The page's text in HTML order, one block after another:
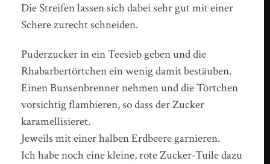
Die Streifen lassen sich dabei sehr gut mit einer
Schere zurecht schneiden.
Puderzucker in ein Teesieb geben und die
Rhabarbertörtchen ein wenig damit bestäuben.
Einen Bunsenbrenner nehmen und die Törtchen
vorsichtig flambieren, so dass der Zucker
karamellisieret.
Jeweils mit einer halben Erdbeere garnieren.
Ich habe noch eine kleine, rote Zucker-Tuile dazu